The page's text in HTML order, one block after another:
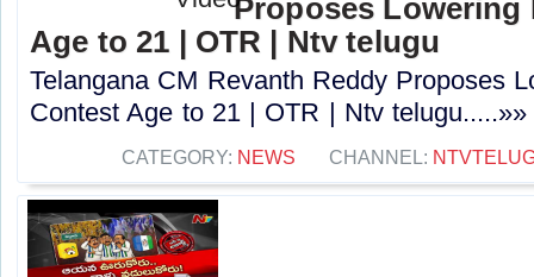
Proposes Lowering
Age to 21 | OTR | Ntv telugu
Telangana CM Revanth Reddy Proposes
Contest Age to 21 | OTR | Ntv telugu.....»»
CATEGORY: NEWS CHANNEL: